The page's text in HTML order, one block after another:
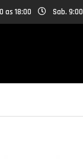
as 18:00 Sab.